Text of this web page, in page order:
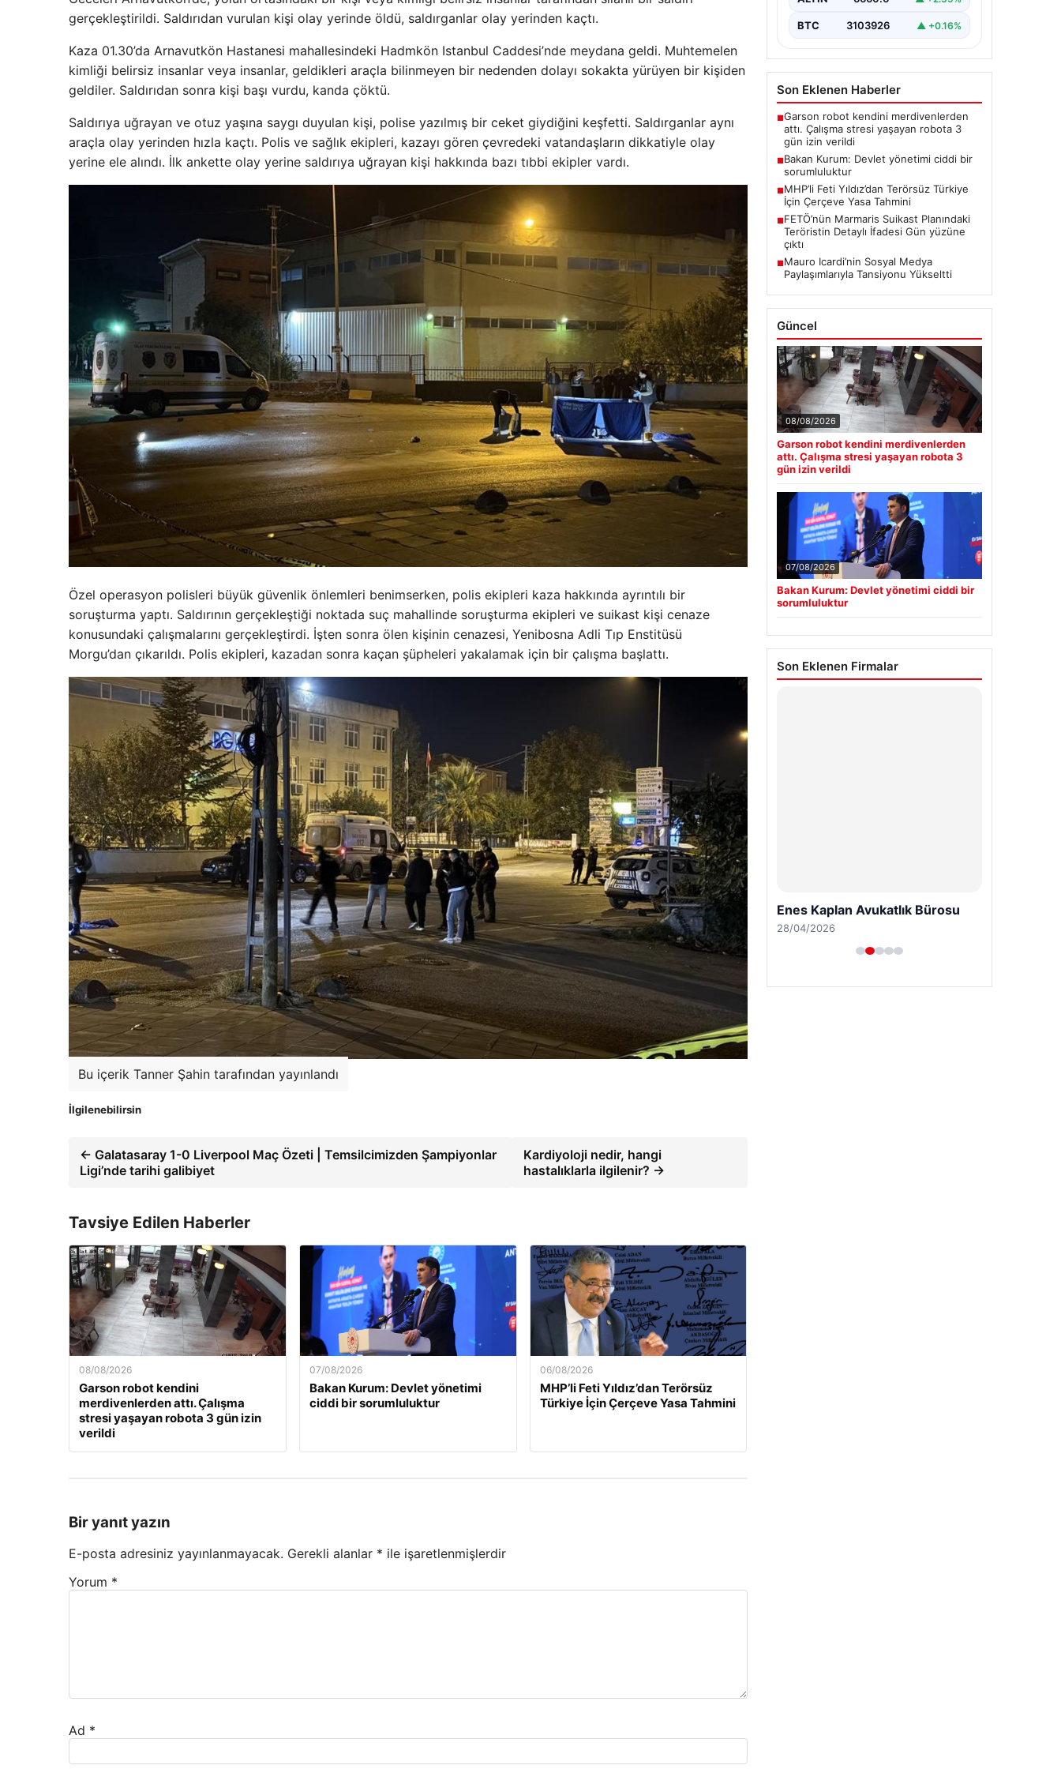
gerçekleştirildi. Saldırıdan vurulan kişi olay yerinde öldü, saldırganlar olay yerinden kaçtı.
Kaza 01.30’da Arnavutkön Hastanesi mahallesindeki Hadmkön Istanbul Caddesi’nde meydana geldi. Muhtemelen
kimliği belirsiz insanlar veya insanlar, geldikleri araçla bilinmeyen bir nedenden dolayı sokakta yürüyen bir kişiden
geldiler. Saldırıdan sonra kişi başı vurdu, kanda çöktü.
Saldırıya uğrayan ve otuz yaşına saygı duyulan kişi, polise yazılmış bir ceket giydiğini keşfetti. Saldırganlar aynı
araçla olay yerinden hızla kaçtı. Polis ve sağlık ekipleri, kazayı gören çevredeki vatandaşların dikkatiyle olay
yerine ele alındı. İlk ankette olay yerine saldırıya uğrayan kişi hakkında bazı tıbbi ekipler vardı.
Özel operasyon polisleri büyük güvenlik önlemleri benimserken, polis ekipleri kaza hakkında ayrıntılı bir
soruşturma yaptı. Saldırının gerçekleştiği noktada suç mahallinde soruşturma ekipleri ve suikast kişi cenaze
konusundaki çalışmalarını gerçekleştirdi. İşten sonra ölen kişinin cenazesi, Yenibosna Adli Tıp Enstitüsü
Morgu’dan çıkarıldı. Polis ekipleri, kazadan sonra kaçan şüpheleri yakalamak için bir çalışma başlattı.
Bu içerik Tanner Şahin tarafından yayınlandı
İlgilenebilirsin
← Galatasaray 1-0 Liverpool Maç Özeti | Temsilcimizden Şampiyonlar
Ligi’nde tarihi galibiyet
Kardiyoloji nedir, hangi
hastalıklarla ilgilenir? →
Tavsiye Edilen Haberler
08/08/2026
Garson robot kendini
merdivenlerden attı. Çalışma
stresi yaşayan robota 3 gün izin
verildi
07/08/2026
Bakan Kurum: Devlet yönetimi
ciddi bir sorumluluktur
06/08/2026
MHP’li Feti Yıldız’dan Terörsüz
Türkiye İçin Çerçeve Yasa Tahmini
Bir yanıt yazın
E-posta adresiniz yayınlanmayacak. Gerekli alanlar * ile işaretlenmişlerdir
Yorum *
Ad *
BTC 3103926 ▲ +0.16%
Son Eklenen Haberler
■Garson robot kendini merdivenlerden
attı. Çalışma stresi yaşayan robota 3
gün izin verildi
■Bakan Kurum: Devlet yönetimi ciddi bir
sorumluluktur
■MHP’li Feti Yıldız’dan Terörsüz Türkiye
İçin Çerçeve Yasa Tahmini
■FETÖ’nün Marmaris Suikast Planındaki
Teröristin Detaylı İfadesi Gün yüzüne
çıktı
■Mauro Icardi’nin Sosyal Medya
Paylaşımlarıyla Tansiyonu Yükseltti
Güncel
08/08/2026
Garson robot kendini merdivenlerden
attı. Çalışma stresi yaşayan robota 3
gün izin verildi
07/08/2026
Bakan Kurum: Devlet yönetimi ciddi bir
sorumluluktur
Son Eklenen Firmalar
Enes Kaplan Avukatlık Bürosu
28/04/2026